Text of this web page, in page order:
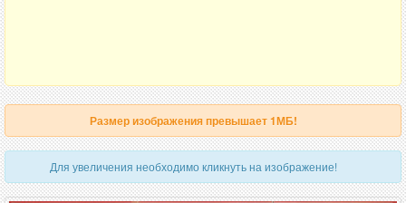
Размер изображения превышает 1МБ!
Для увеличения необходимо кликнуть на изображение!